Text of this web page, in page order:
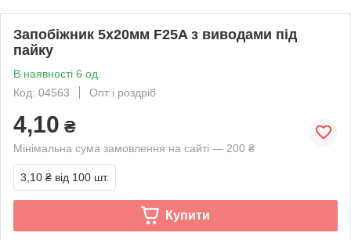
Запобіжник 5х20мм F25A з виводами під
пайку
В наявності 6 од.
Код: 04563
Опт і роздріб
4,10 ₴
Мінімальна сума замовлення на сайті — 200 ₴
3,10 ₴ від 100 шт.
Купити